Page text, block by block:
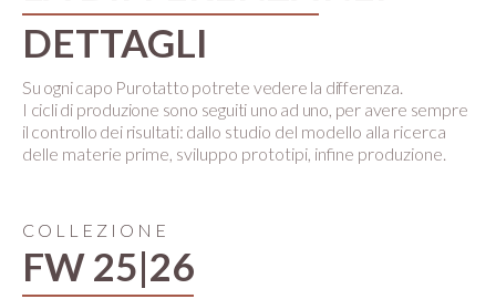
DETTAGLI
Su ogni capo Purotatto potrete vedere la differenza.
I cicli di produzione sono seguiti uno ad uno, per avere sempre
il controllo dei risultati: dallo studio del modello alla ricerca
delle materie prime, sviluppo prototipi, infine produzione.
COLLEZIONE
FW 25|26